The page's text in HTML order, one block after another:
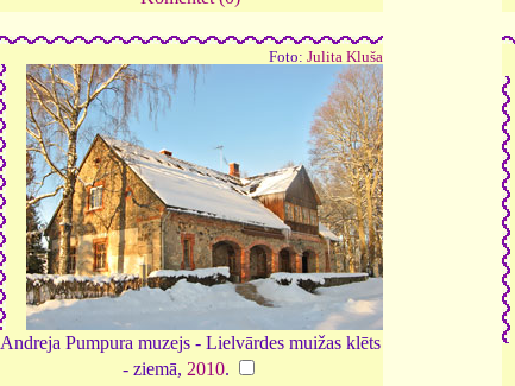
Foto: Julita Kluša
Andreja Pumpura muzejs - Lielvārdes muižas klēts
- ziemā, 2010.